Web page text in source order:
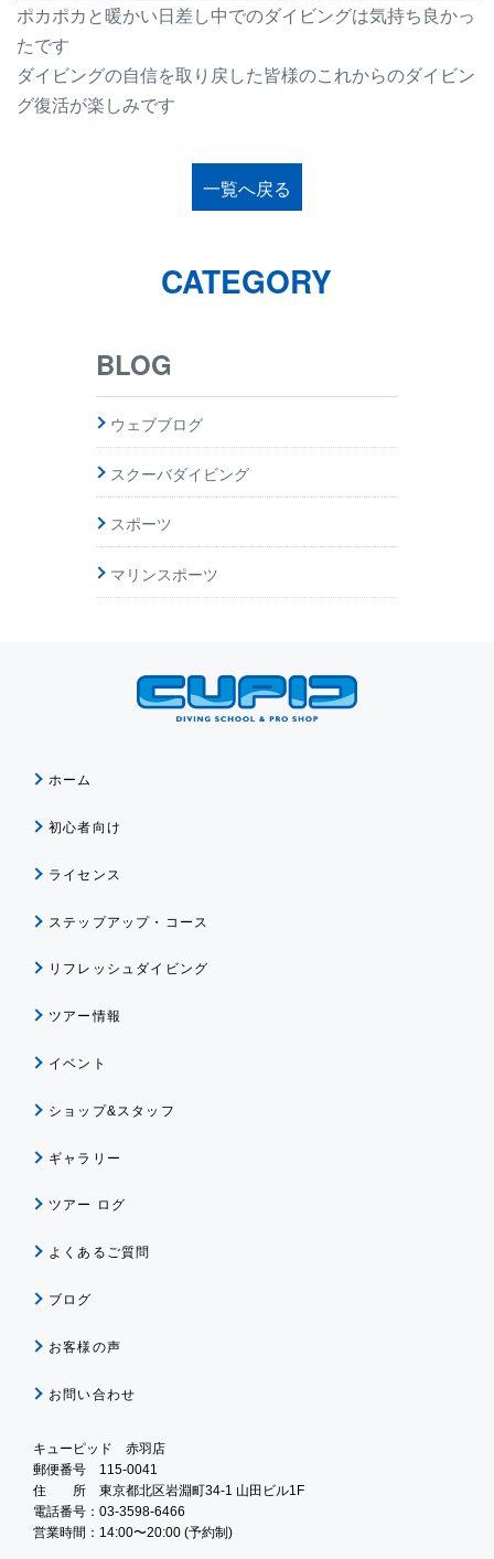
ポカポカと暖かい日差し中でのダイビングは気持ち良かっ
たです
ダイビングの自信を取り戻した皆様のこれからのダイビン
グ復活が楽しみです
一覧へ戻る
CATEGORY
BLOG
ウェブブログ
スクーバダイビング
スポーツ
マリンスポーツ
ホーム
初心者向け
ライセンス
ステップアップ・コース
リフレッシュダイビング
ツアー情報
イベント
ショップ&スタッフ
ギャラリー
ツアー ログ
よくあるご質問
ブログ
お客様の声
お問い合わせ
キューピッド 赤羽店
郵便番号 115-0041
住 所 東京都北区岩淵町34-1 山田ビル1F
電話番号：03-3598-6466
営業時間：14:00〜20:00 (予約制)